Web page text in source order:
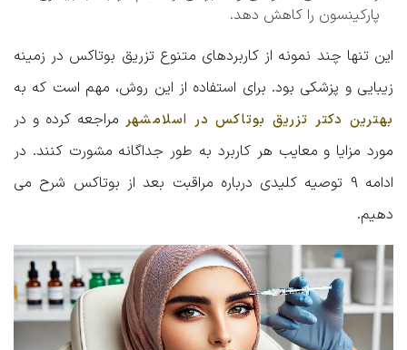
پارکینسون را کاهش دهد.
این تنها چند نمونه از کاربردهای متنوع تزریق بوتاکس در زمینه
زیبایی و پزشکی بود. برای استفاده از این روش، مهم است که به
بهترین دکتر تزریق بوتاکس در اسلامشهر مراجعه کرده و در
مورد مزایا و معایب هر کاربرد به طور جداگانه مشورت کنند. در
ادامه 9 توصیه کلیدی درباره مراقبت بعد از بوتاکس شرح می
دهیم.